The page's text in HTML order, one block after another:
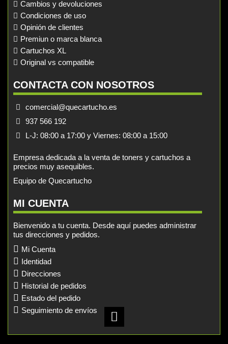
Cambios y devoluciones
Condiciones de uso
Opinión de clientes
Premiun o marca blanca
Cartuchos XL
Original vs compatible
CONTACTA CON NOSOTROS
comercial@quecartucho.es
937 566 192
L-J: 08:00 a 17:00 y Viernes: 08:00 a 15:00
Empresa dedicada a la venta de toners y cartuchos a
precios muy asequibles.
Equipo de Quecartucho
MI CUENTA
Bienvenido a tu cuenta. Desde aquí puedes administrar
tus direcciones y pedidos.
Mi Cuenta
Identidad
Direcciones
Historial de pedidos
Estado del pedido
Seguimiento de envíos